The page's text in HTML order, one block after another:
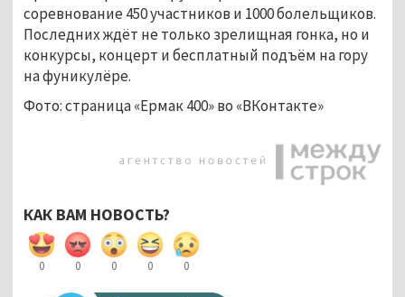
соревнование 450 участников и 1000 болельщиков.
Последних ждёт не только зрелищная гонка, но и
конкурсы, концерт и бесплатный подъём на гору
на фуникулёре.
Фото: страница «Ермак 400» во «ВКонтакте»
КАК ВАМ НОВОСТЬ?
0 0 0 0 0